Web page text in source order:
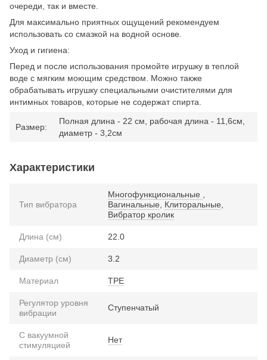
очереди, так и вместе.
Для максимально приятных ощущений рекомендуем
использовать со смазкой на водной основе.
Уход и гигиена:
Перед и после использования промойте игрушку в теплой
воде с мягким моющим средством. Можно также
обрабатывать игрушку специальными очистителями для
интимных товаров, которые не содержат спирта.
Размер:
Полная длина - 22 см, рабочая длина - 11,6см,
диаметр - 3,2см
Характеристики
Тип вибратора
Многофункциональные
Вагинальные
Клиторальные
Вибратор кролик
Длина (см) 22.0
Диаметр (см) 3.2
Материал TPE
Регулятор уровня
вибрации
Ступенчатый
С вакуумной
стимуляцией
Нет